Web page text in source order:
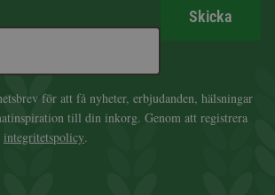
Skicka
för att få nyheter, erbjudanden, hälsningar
till din inkorg. Genom att registrera
integritetspolicy.